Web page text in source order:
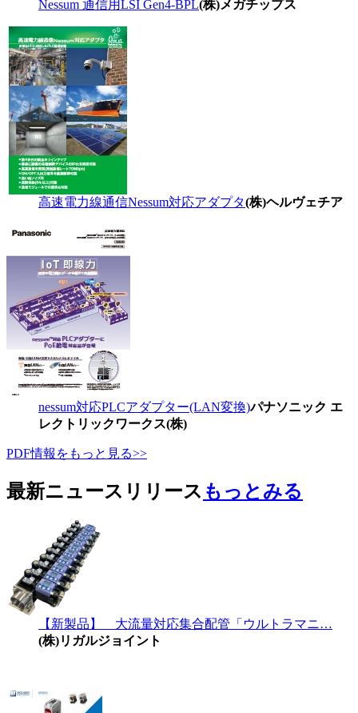
Nessum 通信用LSI Gen4-BPL(株)メガチップス
高速電力線通信Nessum対応アダプタ(株)ヘルヴェチア
nessum対応PLCアダプター(LAN変換)パナソニック エ
レクトリックワークス(株)
PDF情報をもっと見る>>
最新ニュースリリース もっとみる
【新製品】 大流量対応集合配管「ウルトラマニ…
(株)リガルジョイント